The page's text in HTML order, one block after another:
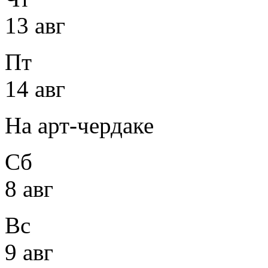
13 авг
Пт
14 авг
На арт-чердаке
Сб
8 авг
Вс
9 авг